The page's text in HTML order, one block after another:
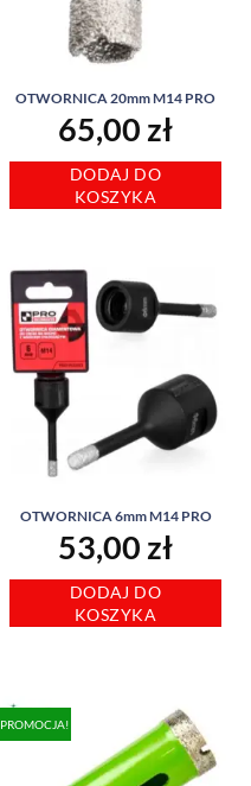
OTWORNICA 20mm M14 PRO
65,00 zł
DODAJ DO
KOSZYKA
OTWORNICA 6mm M14 PRO
53,00 zł
DODAJ DO
KOSZYKA
PROMOCJA!